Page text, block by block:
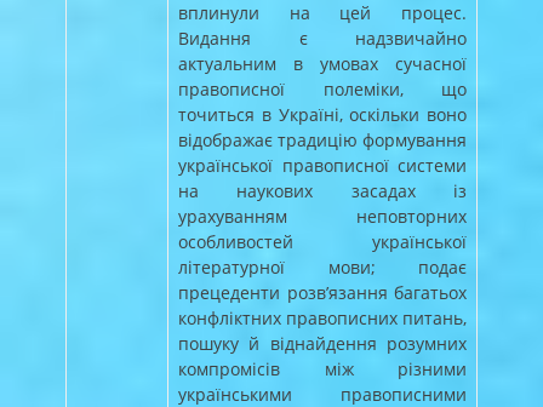
вплинули на цей процес.
Видання є надзвичайно
актуальним в умовах сучасної
правописної полеміки, що
точиться в Україні, оскільки воно
відображає традицію формування
української правописної системи
на наукових засадах із
урахуванням неповторних
особливостей української
літературної мови; подає
прецеденти розв’язання багатьох
конфліктних правописних питань,
пошуку й віднайдення розумних
компромісів між різними
українськими правописними